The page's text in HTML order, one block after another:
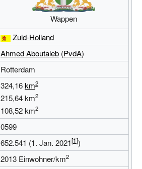
Wappen
Zuid-Holland
Ahmed Aboutaleb (PvdA)
Rotterdam
324,16km2
215,64km2
108,52km2
0599
652.541 (1. Jan. 2021
)
2013 Einwohner/km2